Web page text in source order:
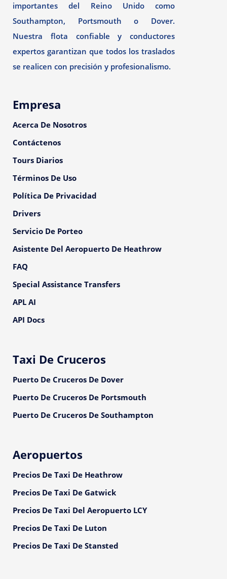
importantes del Reino Unido como
Southampton, Portsmouth o Dover.
Nuestra flota confiable y conductores
expertos garantizan que todos los traslados
se realicen con precisión y profesionalismo.
Empresa
Acerca De Nosotros
Contáctenos
Tours Diarios
Términos De Uso
Política De Privacidad
Drivers
Servicio De Porteo
Asistente Del Aeropuerto De Heathrow
FAQ
Special Assistance Transfers
APL AI
API Docs
Taxi De Cruceros
Puerto De Cruceros De Dover
Puerto De Cruceros De Portsmouth
Puerto De Cruceros De Southampton
Aeropuertos
Precios De Taxi De Heathrow
Precios De Taxi De Gatwick
Precios De Taxi Del Aeropuerto LCY
Precios De Taxi De Luton
Precios De Taxi De Stansted